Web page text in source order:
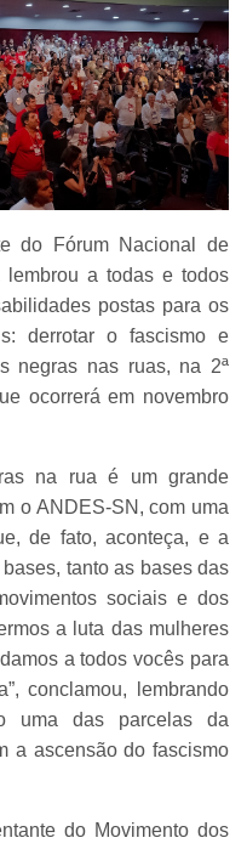
do Fórum Nacional de
lembrou a todas e todos
postas para os
derrotar o fascismo e
negras nas ruas, na 2ª
ocorrerá em novembro
na rua é um grande
o ANDES-SN, com uma
de fato, aconteça, e a
tanto as bases das
sociais e dos
a luta das mulheres
a todos vocês para
conclamou, lembrando
uma das parcelas da
a ascensão do fascismo
do Movimento dos